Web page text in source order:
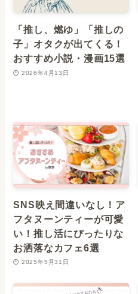
「推し、燃ゆ」「推しの
子」オタクが出てくる！
おすすめ小説・漫画15選
2026年4月13日
SNS映え間違いなし！ア
フタヌーンティーが可愛
い！推し活にぴったりな
お洒落なカフェ6選
2025年5月31日